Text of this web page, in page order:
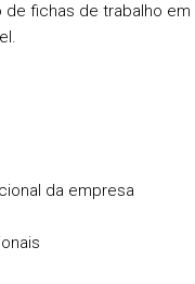
fichas de trabalho em
da empresa